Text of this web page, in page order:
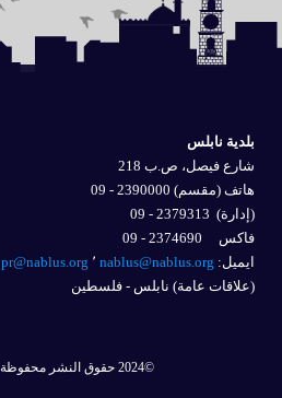
بلدية نابلس
شارع فيصل، ص.ب 218
هاتف (مقسم) 2390000 - 09
(إدارة)
فاكس 2374690 - 09
ايميل: nablus@nablus.org
pr@nablus.org
(علاقات عامة) نابلس - فلسطين
©2024 حقوق النشر محفوظة لــ بلدية نابلس